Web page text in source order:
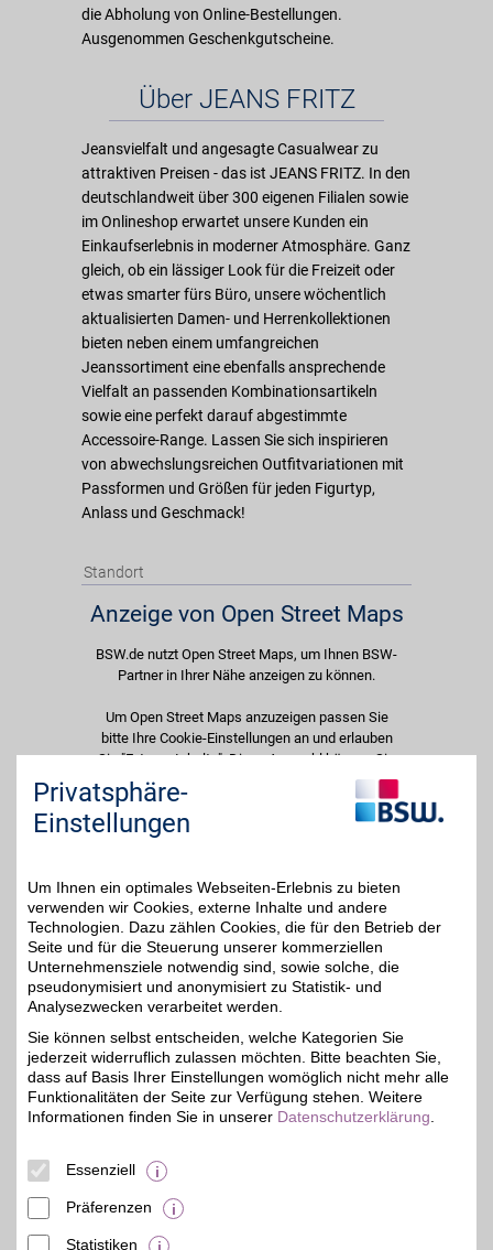
die Abholung von Online-Bestellungen.
Ausgenommen Geschenkgutscheine.
Über JEANS FRITZ
Jeansvielfalt und angesagte Casualwear zu
attraktiven Preisen - das ist JEANS FRITZ. In den
deutschlandweit über 300 eigenen Filialen sowie
im Onlineshop erwartet unsere Kunden ein
Einkaufserlebnis in moderner Atmosphäre. Ganz
gleich, ob ein lässiger Look für die Freizeit oder
etwas smarter fürs Büro, unsere wöchentlich
aktualisierten Damen- und Herrenkollektionen
bieten neben einem umfangreichen
Jeanssortiment eine ebenfalls ansprechende
Vielfalt an passenden Kombinationsartikeln
sowie eine perfekt darauf abgestimmte
Accessoire-Range. Lassen Sie sich inspirieren
von abwechslungsreichen Outfitvariationen mit
Passformen und Größen für jeden Figurtyp,
Anlass und Geschmack!
Standort
Anzeige von Open Street Maps
BSW.de nutzt Open Street Maps, um Ihnen BSW-
Partner in Ihrer Nähe anzeigen zu können.
Um Open Street Maps anzuzeigen passen Sie
bitte Ihre Cookie-Einstellungen an und erlauben
Sie "Externe Inhalte". Diese Auswahl können Sie
jederzeit über die Cookie-Einstellungen im
unteren Seitenbereich ändern.
Adresse
Hermsdorfer Str. 4
T.E.C.
99099 Erfurt
Filialen in der Nähe
Privatsphäre-
Einstellungen
Um Ihnen ein optimales Webseiten-Erlebnis zu bieten
verwenden wir Cookies, externe Inhalte und andere
Technologien. Dazu zählen Cookies, die für den Betrieb der
Seite und für die Steuerung unserer kommerziellen
Unternehmensziele notwendig sind, sowie solche, die
pseudonymisiert und anonymisiert zu Statistik- und
Analysezwecken verarbeitet werden.
Sie können selbst entscheiden, welche Kategorien Sie
jederzeit widerruflich zulassen möchten. Bitte beachten Sie,
dass auf Basis Ihrer Einstellungen womöglich nicht mehr alle
Funktionalitäten der Seite zur Verfügung stehen. Weitere
Informationen finden Sie in unserer Datenschutzerklärung
Essenziell
Präferenzen
Statistiken